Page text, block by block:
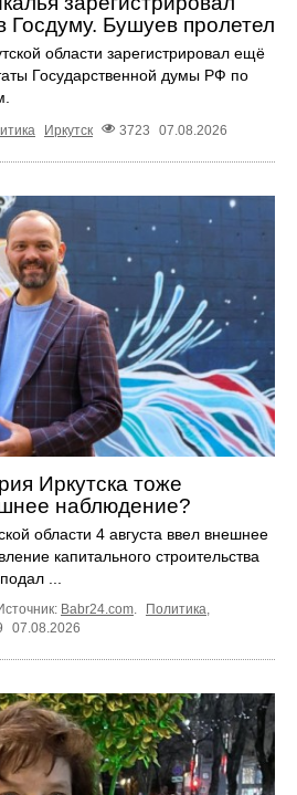
Госдуму. Бушуев пролетел
области зарегистрировал ещё
Государственной думы РФ по
Иркутск 3723 07.08.2026
Иркутска тоже
наблюдение?
области 4 августа ввел внешнее
капитального строительства
...
Babr24.com. Политика,
07.08.2026